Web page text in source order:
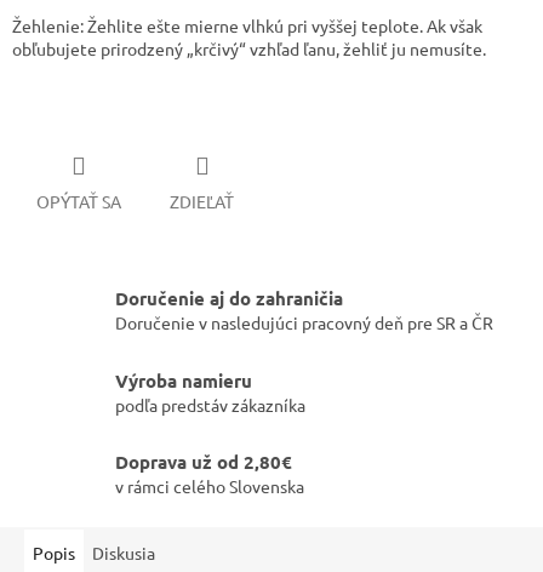
Žehlenie: Žehlite ešte mierne vlhkú pri vyššej teplote. Ak však
obľubujete prirodzený „krčivý“ vzhľad ľanu, žehliť ju nemusíte.
OPÝTAŤ SA ZDIEĽAŤ
Doručenie aj do zahraničia
Doručenie v nasledujúci pracovný deň pre SR a ČR
Výroba namieru
podľa predstáv zákazníka
Doprava už od 2,80€
v rámci celého Slovenska
Popis Diskusia